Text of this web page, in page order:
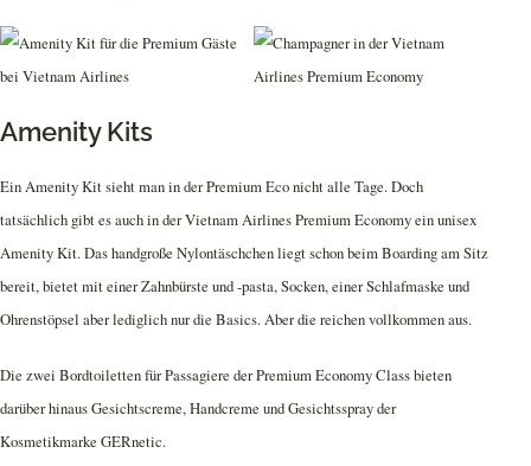
Amenity Kits
Ein Amenity Kit sieht man in der Premium Eco nicht alle Tage. Doch
tatsächlich gibt es auch in der Vietnam Airlines Premium Economy ein unisex
Amenity Kit. Das handgroße Nylontäschchen liegt schon beim Boarding am Sitz
bereit, bietet mit einer Zahnbürste und -pasta, Socken, einer Schlafmaske und
Ohrenstöpsel aber lediglich nur die Basics. Aber die reichen vollkommen aus.
Die zwei Bordtoiletten für Passagiere der Premium Economy Class bieten
darüber hinaus Gesichtscreme, Handcreme und Gesichtsspray der
Kosmetikmarke GERnetic.